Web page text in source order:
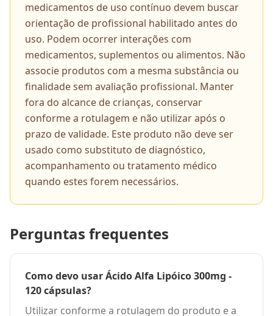
medicamentos de uso contínuo devem buscar
orientação de profissional habilitado antes do
uso. Podem ocorrer interações com
medicamentos, suplementos ou alimentos. Não
associe produtos com a mesma substância ou
finalidade sem avaliação profissional. Manter
fora do alcance de crianças, conservar
conforme a rotulagem e não utilizar após o
prazo de validade. Este produto não deve ser
usado como substituto de diagnóstico,
acompanhamento ou tratamento médico
quando estes forem necessários.
Perguntas frequentes
Como devo usar Ácido Alfa Lipóico 300mg -
120 cápsulas?
Utilizar conforme a rotulagem do produto e a